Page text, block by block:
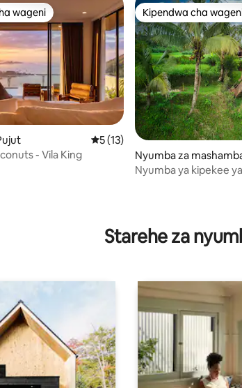
cha wageni
wageni
Ukadiriaji wa wastani wa 5 kati
5 (13)
- Vila King
Kipendwa cha
Kipendwa cha
Nyumba za
ko Sikur
Nyumba ya kipekee
Starehe za